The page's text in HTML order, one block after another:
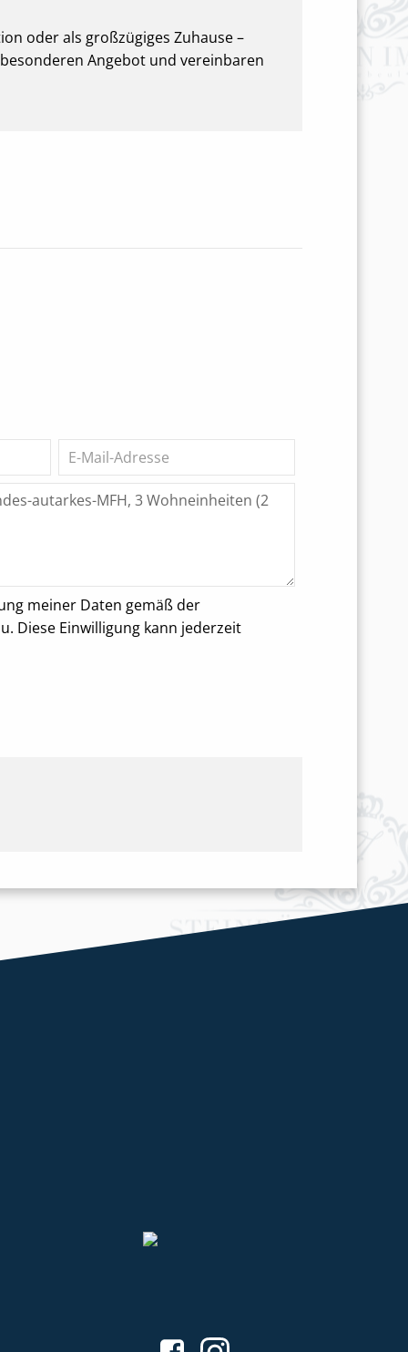
oder als großzügiges Zuhause –
Angebot und vereinbaren
meiner Daten gemäß der
Diese Einwilligung kann jederzeit